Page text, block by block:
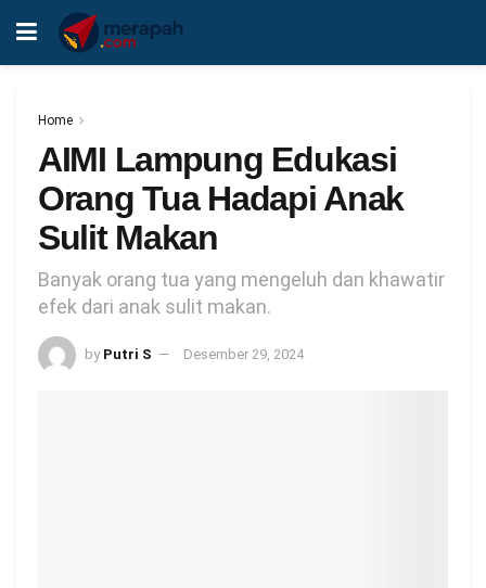
Home
AIMI Lampung Edukasi
Orang Tua Hadapi Anak
Sulit Makan
Banyak orang tua yang mengeluh dan khawatir
efek dari anak sulit makan.
by Putri S Desember 29, 2024